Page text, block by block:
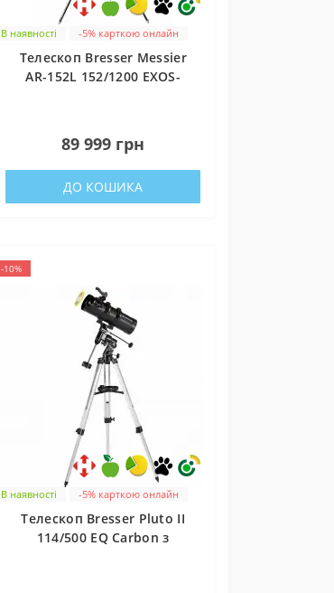
В наявності -5% карткою онлайн
Телескоп Bresser Messier
AR-152L 152/1200 EXOS-
89 999 грн
ДО КОШИКА
-10%
В наявності -5% карткою онлайн
Телескоп Bresser Pluto II
114/500 EQ Carbon з